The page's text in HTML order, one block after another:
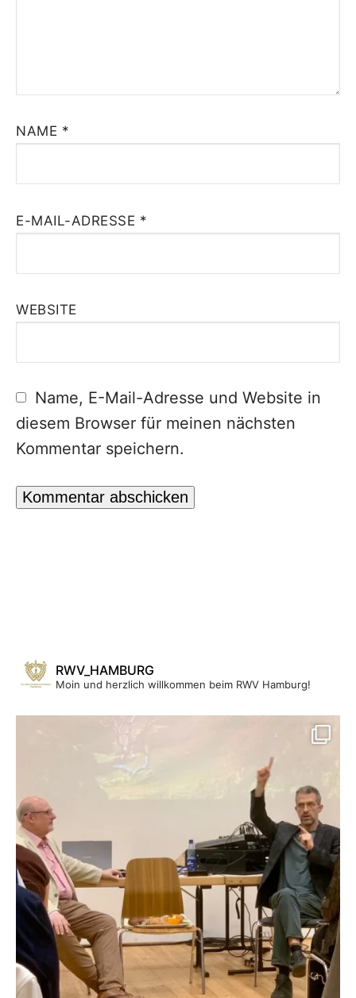
NAME *
E-MAIL-ADRESSE *
WEBSITE
Name, E-Mail-Adresse und Website in
diesem Browser für meinen nächsten
Kommentar speichern.
RWV_HAMBURG
Moin und herzlich willkommen beim RWV Hamburg!